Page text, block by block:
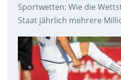
Sportwetten: Wie die
Staat jährlich mehrere